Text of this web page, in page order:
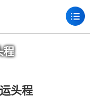
程
头程